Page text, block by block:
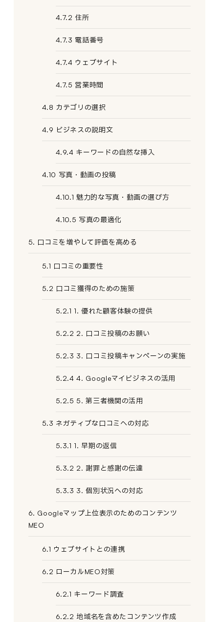
4.7.2 住所
4.7.3 電話番号
4.7.4 ウェブサイト
4.7.5 営業時間
4.8 カテゴリの選択
4.9 ビジネスの説明文
4.9.4 キーワードの自然な挿入
4.10 写真・動画の投稿
4.10.1 魅力的な写真・動画の選び方
4.10.5 写真の最適化
5. 口コミを増やして評価を高める
5.1 口コミの重要性
5.2 口コミ獲得のための施策
5.2.1 1. 優れた顧客体験の提供
5.2.2 2. 口コミ投稿のお願い
5.2.3 3. 口コミ投稿キャンペーンの実施
5.2.4 4. Googleマイビジネスの活用
5.2.5 5. 第三者機関の活用
5.3 ネガティブな口コミへの対応
5.3.1 1. 早期の返信
5.3.2 2. 謝罪と感謝の伝達
5.3.3 3. 個別状況への対応
6. Googleマップ上位表示のためのコンテンツ
MEO
6.1 ウェブサイトとの連携
6.2 ローカルMEO対策
6.2.1 キーワード調査
6.2.2 地域名を含めたコンテンツ作成